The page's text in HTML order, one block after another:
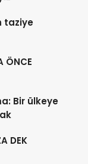
taziye
ÖNCE
Bir ülkeye
DEK